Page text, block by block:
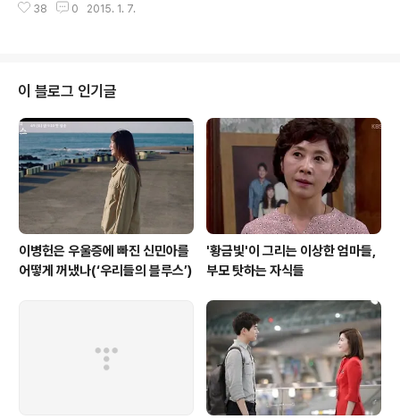
약했다는 얘기는 아니지만, 이번 어촌편은 캐스팅이 톱 클
안은 이렇게 자신의 생각을 말했다. 매달 3천만 원씩 기부
은 “그러니까 비정상”이라고 단정 지었다. 물론 장위안의
이 얘기는 가족을 위해 어느 정도는 돈을 남겨둬야 한다는
소신을 말한 것이다. 그는 만약 자신에게 35억이 있다면 2
5억만 기부하고 나머지는 가족에게 문제가 생기면 사용할
것이라고 말하기도 했다. 즉 이 소신 발언은 잘못된 것이 없
다. 하지만 기부하는 ..
38 0 2015. 1. 7.
이 블로그 인기글
이병헌은 우울증에 빠진 신민아를
어떻게 꺼냈나(‘우리들의 블루스’)
'황금빛'이 그리는 이상한 엄마들,
부모 탓하는 자식들